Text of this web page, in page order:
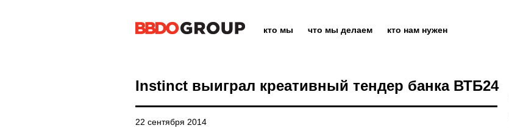
кто мы что мы делаем кто нам нужен
Instinct выиграл креативный тендер банка ВТБ24
22 сентября 2014